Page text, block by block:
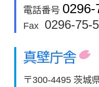
電話番号
Fax
0296-75-
真壁庁舎
〒300-4495 茨城